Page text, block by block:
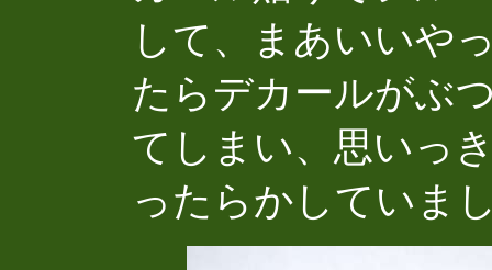
して、まあいいや
たらデカールがぶ
てしまい、思いっ
ったらかしていま